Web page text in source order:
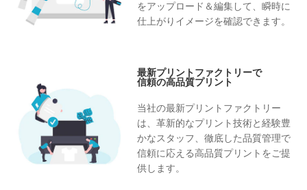
をアップロード＆編集して、瞬時に
仕上がりイメージを確認できます。
最新プリントファクトリーで
信頼の高品質プリント
当社の最新プリントファクトリー
は、革新的なプリント技術と経験豊
かなスタッフ、徹底した品質管理で
信頼に応える高品質プリントをご提
供します。